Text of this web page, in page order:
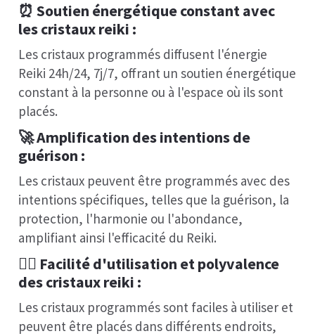
⏰ Soutien énergétique constant avec
les cristaux reiki :
Les cristaux programmés diffusent l'énergie
Reiki 24h/24, 7j/7, offrant un soutien énergétique
constant à la personne ou à l'espace où ils sont
placés.
🚀Amplification des intentions de
guérison :
Les cristaux peuvent être programmés avec des
intentions spécifiques, telles que la guérison, la
protection, l'harmonie ou l'abondance,
amplifiant ainsi l'efficacité du Reiki.
🧘‍♀️ Facilité d'utilisation et polyvalence
des cristaux reiki :
Les cristaux programmés sont faciles à utiliser et
peuvent être placés dans différents endroits,